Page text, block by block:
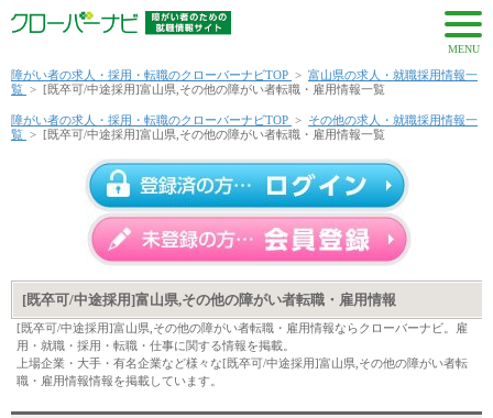
MENU
障がい者の求人・採用・転職のクローバーナビTOP > 富山県の求人・就職採用情報一
覧 > [既卒可/中途採用]富山県,その他の障がい者転職・雇用情報一覧
障がい者の求人・採用・転職のクローバーナビTOP > その他の求人・就職採用情報一
覧 > [既卒可/中途採用]富山県,その他の障がい者転職・雇用情報一覧
[既卒可/中途採用]富山県,その他の障がい者転職・雇用情報
[既卒可/中途採用]富山県,その他の障がい者転職・雇用情報ならクローバーナビ。雇
用・就職・採用・転職・仕事に関する情報を掲載。
上場企業・大手・有名企業など様々な[既卒可/中途採用]富山県,その他の障がい者転
職・雇用情報情報を掲載しています。